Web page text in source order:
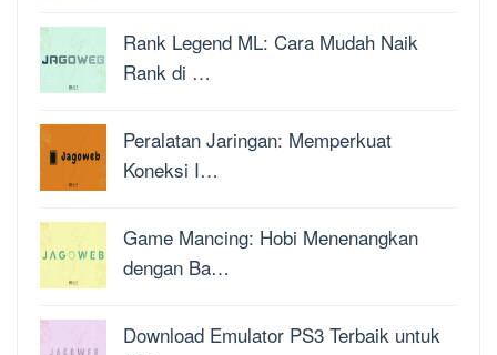
Rank Legend ML: Cara Mudah Naik
Rank di …
Peralatan Jaringan: Memperkuat
Koneksi I…
Game Mancing: Hobi Menenangkan
dengan Ba…
Download Emulator PS3 Terbaik untuk